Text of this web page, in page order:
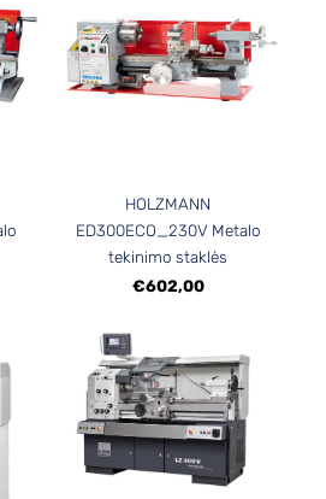
HOLZMANN
ED300ECO_230V Metalo
tekinimo staklės
€602,00